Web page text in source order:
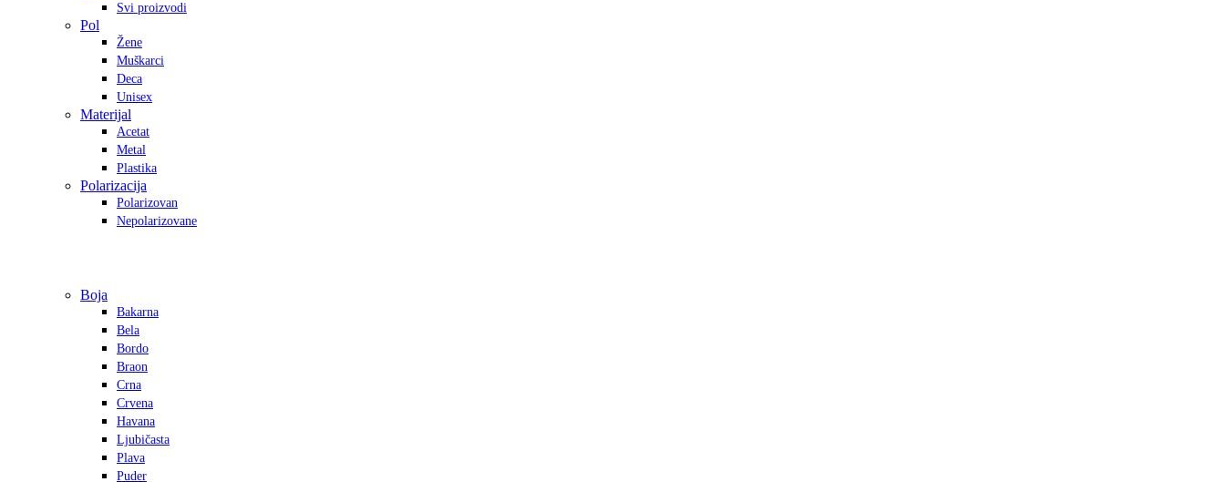
Svi proizvodi
Pol
Žene
Muškarci
Deca
Unisex
Materijal
Acetat
Metal
Plastika
Polarizacija
Polarizovan
Nepolarizovane
Boja
Bakarna
Bela
Bordo
Braon
Crna
Crvena
Havana
Ljubičasta
Plava
Puder